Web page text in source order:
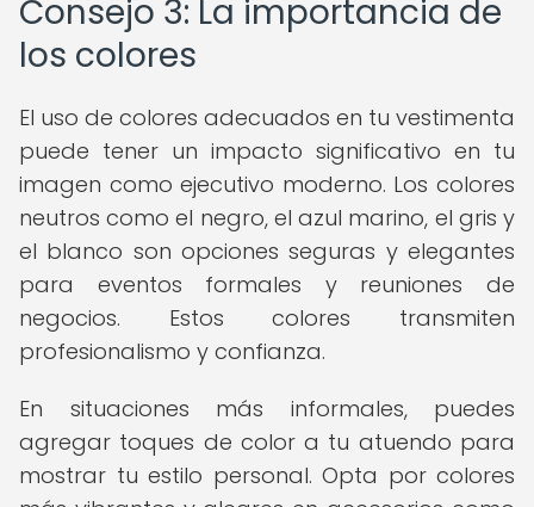
Consejo 3: La importancia de
los colores
El uso de colores adecuados en tu vestimenta
puede tener un impacto significativo en tu
imagen como ejecutivo moderno. Los colores
neutros como el negro, el azul marino, el gris y
el blanco son opciones seguras y elegantes
para eventos formales y reuniones de
negocios. Estos colores transmiten
profesionalismo y confianza.
En situaciones más informales, puedes
agregar toques de color a tu atuendo para
mostrar tu estilo personal. Opta por colores